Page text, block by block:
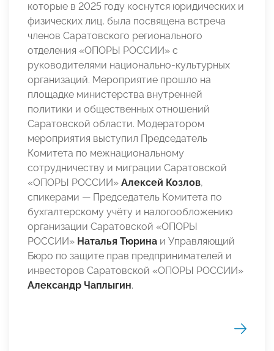
которые в 2025 году коснутся юридических и
физических лиц, была посвящена встреча
членов Саратовского регионального
отделения «ОПОРЫ РОССИИ» с
руководителями национально-культурных
организаций. Мероприятие прошло на
площадке министерства внутренней
политики и общественных отношений
Саратовской области. Модератором
мероприятия выступил Председатель
Комитета по межнациональному
сотрудничеству и миграции Саратовской
«ОПОРЫ РОССИИ» Алексей Козлов,
спикерами — Председатель Комитета по
бухгалтерскому учёту и налогообложению
организации Саратовской «ОПОРЫ
РОССИИ» Наталья Тюрина и Управляющий
Бюро по защите прав предпринимателей и
инвесторов Саратовской «ОПОРЫ РОССИИ»
Александр Чаплыгин.